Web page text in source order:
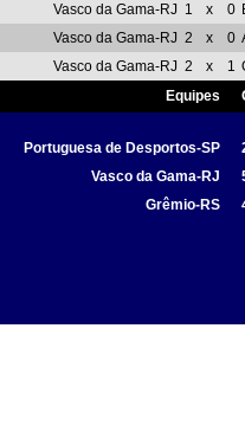
Vasco da Gama-RJ 1 x 0
Vasco da Gama-RJ 2 x 0
Vasco da Gama-RJ 2 x 1
Equipes
Portuguesa de Desportos-SP
Vasco da Gama-RJ
Grêmio-RS